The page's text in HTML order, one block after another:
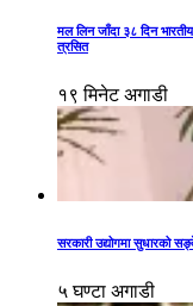
मल लिन जाँदा ३८ दिन
त्रसित
१९ मिनेट अगाडी
सरकारी उद्योगमा सुधारको
५ घण्टा अगाडी